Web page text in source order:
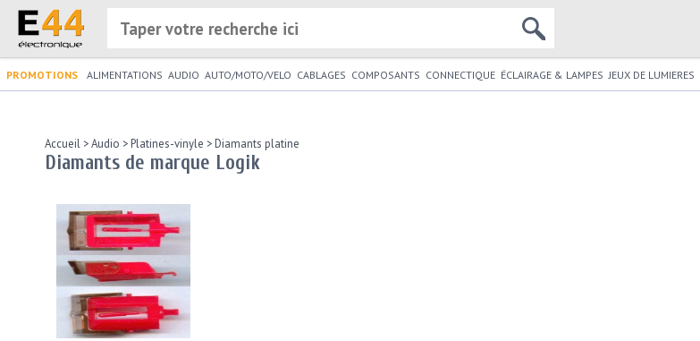
PROMOTIONS ALIMENTATIONS AUDIO AUTO/MOTO/VELO CABLAGES COMPOSANTS CONNECTIQUE ÉCLAIRAGE & LAMPES JEUX DE LUMIERES
Accueil >Audio >Platines-vinyle >Diamants platine
Diamants de marque Logik